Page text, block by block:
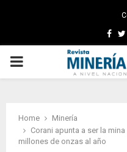
PRIMARY
Home
Minería
Corani apunta a ser la
millones de onzas al año